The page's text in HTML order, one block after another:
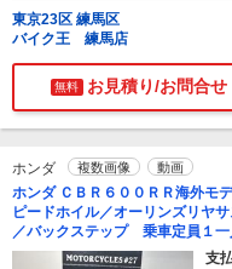
東京23区 練馬区
バイク王 練馬店
無料 お見積り/お問合せ
ホンダ 複数画像 動画
ホンダ ＣＢＲ６００ＲＲ海外モ
ピードホイル／オーリンズリヤ
／バックステップ 乗車定員１一
支